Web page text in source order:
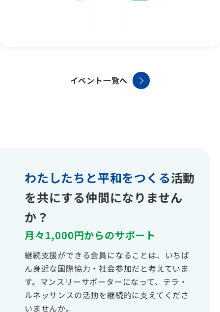
イベント一覧へ
わたしたちと平和をつくる活動
を共にする仲間になりません
か？
月々1,000円からのサポート
継続支援ができる会員になることは、いちば
ん身近な国際協力・社会参加だと考えていま
す。マンスリーサポーターになって、テラ・
ルネッサンスの活動を継続的に支えてくださ
いませんか。